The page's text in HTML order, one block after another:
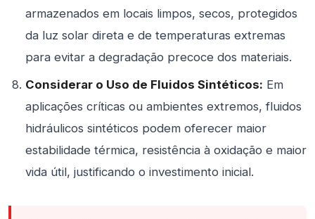
armazenados em locais limpos, secos, protegidos
da luz solar direta e de temperaturas extremas
para evitar a degradação precoce dos materiais.
Considerar o Uso de Fluidos Sintéticos: Em
aplicações críticas ou ambientes extremos, fluidos
hidráulicos sintéticos podem oferecer maior
estabilidade térmica, resistência à oxidação e maior
vida útil, justificando o investimento inicial.